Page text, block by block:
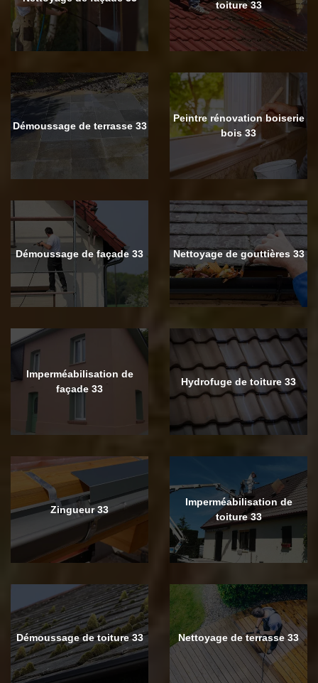
toiture 33
Démoussage de terrasse 33
Peintre rénovation boiserie
bois 33
Démoussage de façade 33 Nettoyage de gouttières 33
Imperméabilisation de
façade 33
Hydrofuge de toiture 33
Zingueur 33
Imperméabilisation de
toiture 33
Démoussage de toiture 33 Nettoyage de terrasse 33